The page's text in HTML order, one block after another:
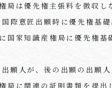
は優先権主張料を徴収し
際意匠出願時に優先権基
国家知識産権局に優先権基
願人が、後の出願の出願
に関連の証明書類を提出